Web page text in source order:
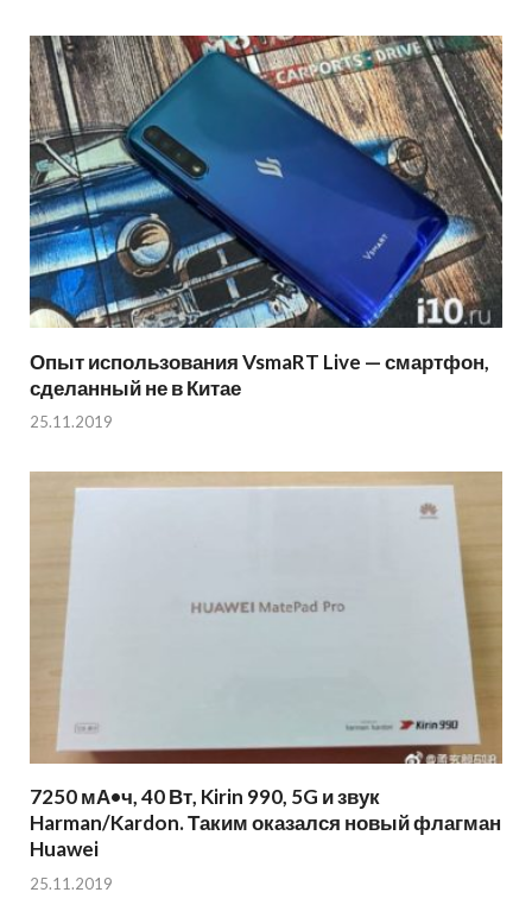
Опыт использования VsmaRT Live — смартфон,
сделанный не в Китае
25.11.2019
7250 мА•ч, 40 Вт, Kirin 990, 5G и звук
Harman/Kardon. Таким оказался новый флагман
Huawei
25.11.2019